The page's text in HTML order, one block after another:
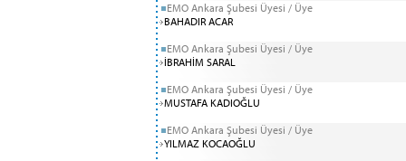
EMO Ankara Şubesi Üyesi / Üye
BAHADIR ACAR
EMO Ankara Şubesi Üyesi / Üye
İBRAHİM SARAL
EMO Ankara Şubesi Üyesi / Üye
MUSTAFA KADIOĞLU
EMO Ankara Şubesi Üyesi / Üye
YILMAZ KOCAOĞLU